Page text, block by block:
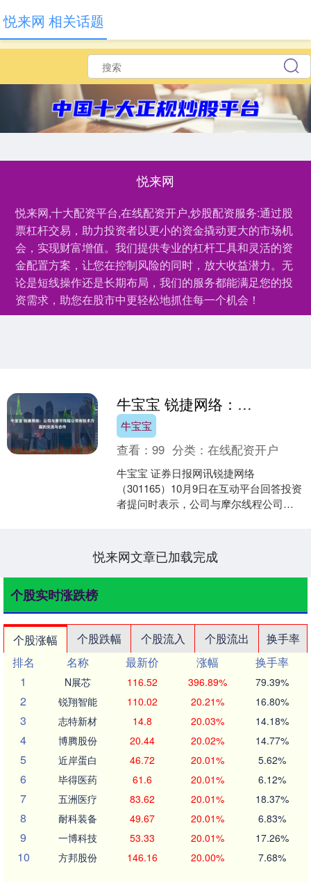
悦来网
悦来网,十大配资平台,在线配资开户,炒股配资服务:通过股
票杠杆交易，助力投资者以更小的资金撬动更大的市场机
会，实现财富增值。我们提供专业的杠杆工具和灵活的资
金配置方案，让您在控制风险的同时，放大收益潜力。无
论是短线操作还是长期布局，我们的服务都能满足您的投
资需求，助您在股市中更轻松地抓住每一个机会！
悦来网 相关话题
牛宝宝 锐捷网络：公司与摩尔线程公司有技术方面的交流与合作
牛宝宝
查看：99 分类：在线配资开户
牛宝宝 证券日报网讯锐捷网络
（301165）10月9日在互动平台回答投资
者提问时表示，公司与摩尔线程公司有
悦来网文章已加载完成
个股实时涨跌榜
个股涨幅 个股跌幅 个股流入 个股流出
换手率
排名
名称 最新价 涨幅
换手率
1
N展芯 116.52 396.89% 79.39%
2 锐翔智能 110.02 20.21% 16.80%
3 志特新材 14.8 20.03% 14.18%
4 博腾股份 20.44 20.02% 14.77%
5 近岸蛋白 46.72 20.01% 5.62%
6 毕得医药 61.6 20.01% 6.12%
7 五洲医疗 83.62 20.01% 18.37%
8 耐科装备 49.67 20.01% 6.83%
9 一博科技 53.33 20.01% 17.26%
10 方邦股份 146.16 20.00% 7.68%